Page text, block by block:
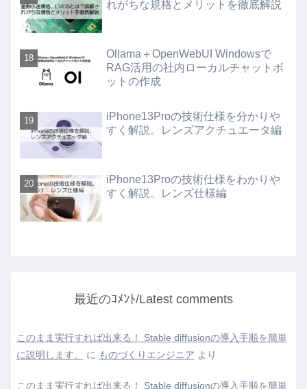
れがちな規格とメリットを徹底解説
Ollama＋OpenWebUI Windowsで
RAG活用の社内ローカルチャットボ
ットの作成
iPhone13Proの技術仕様を分かりや
すく解説。レンズアクチュエータ編
iPhone13Proの技術仕様をわかりや
すく解説。レンズ仕様編
最近のｺﾒﾝﾄ/Latest comments
このまま実行すれば出来る！ Stable diffusionの導入手順を簡単
に説明します。
に ものづくりエンジニア より
このまま実行すれば出来る！ Stable diffusionの導入手順を簡単